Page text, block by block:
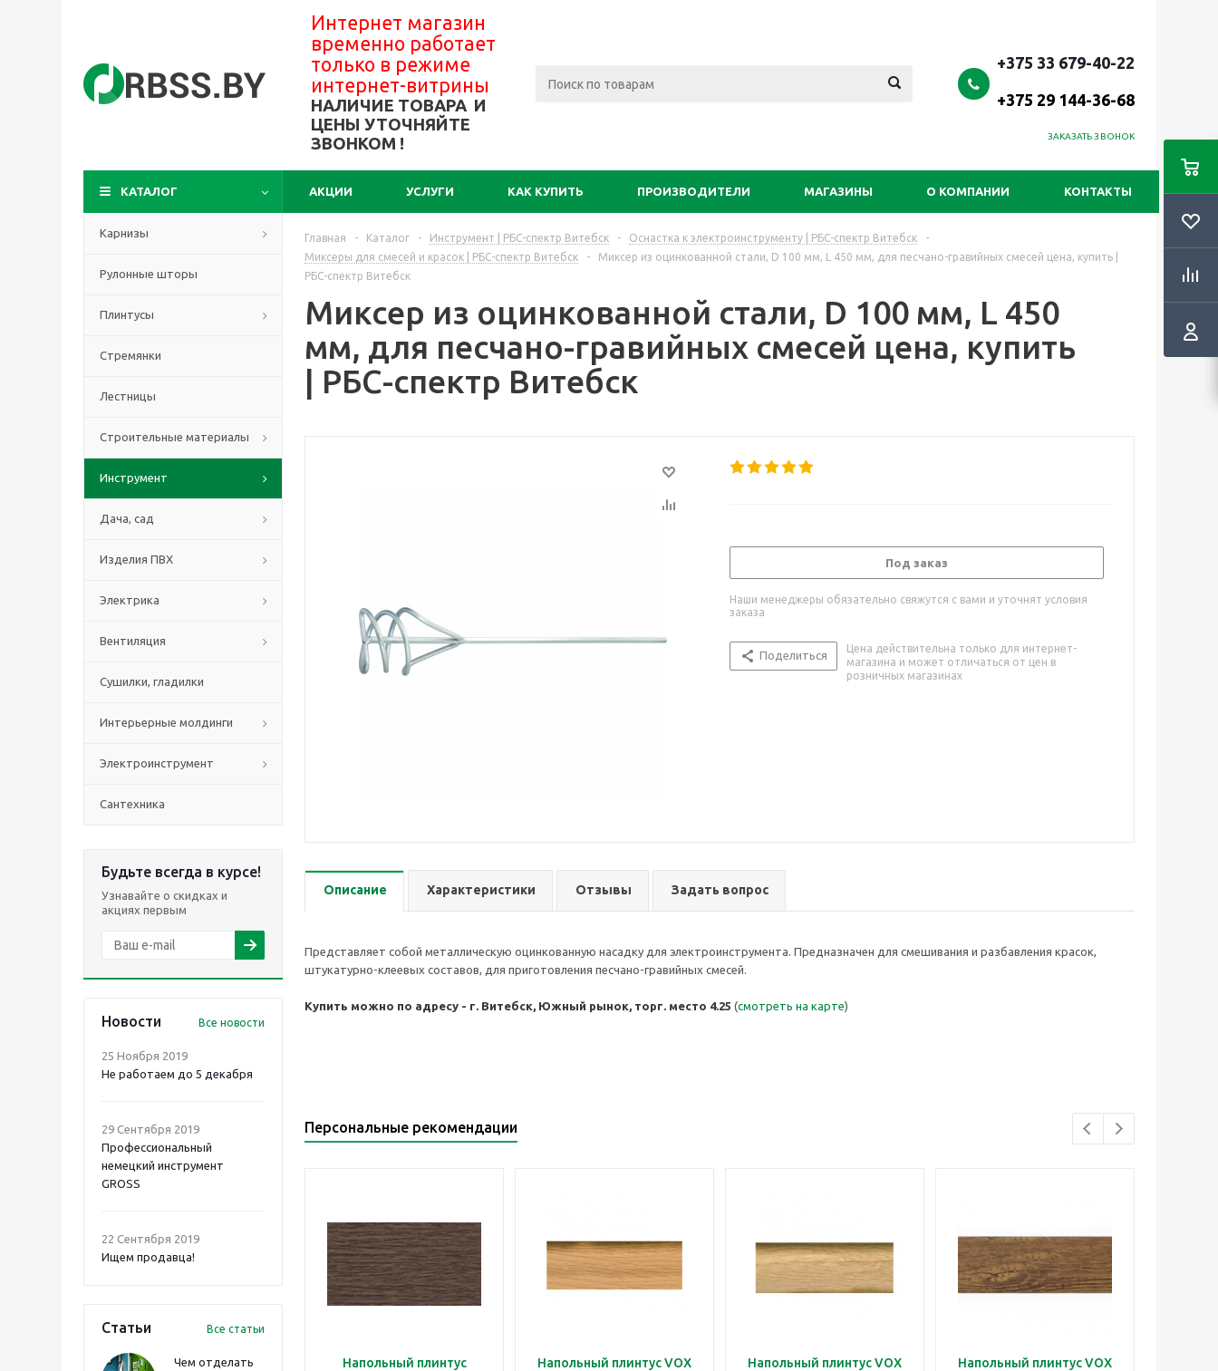
Интернет магазин
временно работает
только в режиме
интернет-витрины
НАЛИЧИЕ ТОВАРА И
ЦЕНЫ УТОЧНЯЙТЕ
ЗВОНКОМ !
+375 33 679-40-22
+375 29 144-36-68
ЗАКАЗАТЬ ЗВОНОК
КАТАЛОГ АКЦИИ УСЛУГИ КАК КУПИТЬ ПРОИЗВОДИТЕЛИ МАГАЗИНЫ О КОМПАНИИ КОНТАКТЫ
Карнизы
Рулонные шторы
Плинтусы
Стремянки
Лестницы
Строительные материалы
Инструмент
Дача, сад
Изделия ПВХ
Электрика
Вентиляция
Сушилки, гладилки
Интерьерные молдинги
Электроинструмент
Сантехника
Будьте всегда в курсе!
Узнавайте о скидках и
акциях первым
Новости Все новости
25 Ноября 2019
Не работаем до 5 декабря
29 Сентября 2019
Профессиональный
немецкий инструмент
GROSS
22 Сентября 2019
Ищем продавца!
Статьи Все статьи
Чем отделать
Главная - Каталог - Инструмент | РБС-спектр Витебск - Оснастка к электроинструменту | РБС-спектр Витебск
-
Миксеры для смесей и красок | РБС-спектр Витебск
-
Миксер из оцинкованной стали, D 100 мм, L 450 мм, для песчано-гравийных смесей цена, купить |
РБС-спектр Витебск
Миксер из оцинкованной стали, D 100 мм, L 450
мм, для песчано-гравийных смесей цена, купить
| РБС-спектр Витебск
Под заказ
Наши менеджеры обязательно свяжутся с вами и уточнят условия
заказа
Поделиться
Цена действительна только для интернет-
магазина и может отличаться от цен в
розничных магазинах
Описание Характеристики Отзывы Задать вопрос
Представляет собой металлическую оцинкованную насадку для электроинструмента. Предназначен для смешивания и разбавления красок,
штукатурно-клеевых составов, для приготовления песчано-гравийных смесей.
Купить можно по адресу - г. Витебск, Южный рынок, торг. место 4.25 (смотреть на карте)
Персональные рекомендации
Напольный плинтус
Напольный плинтус VOX
Напольный плинтус VOX
Напольный плинтус VOX